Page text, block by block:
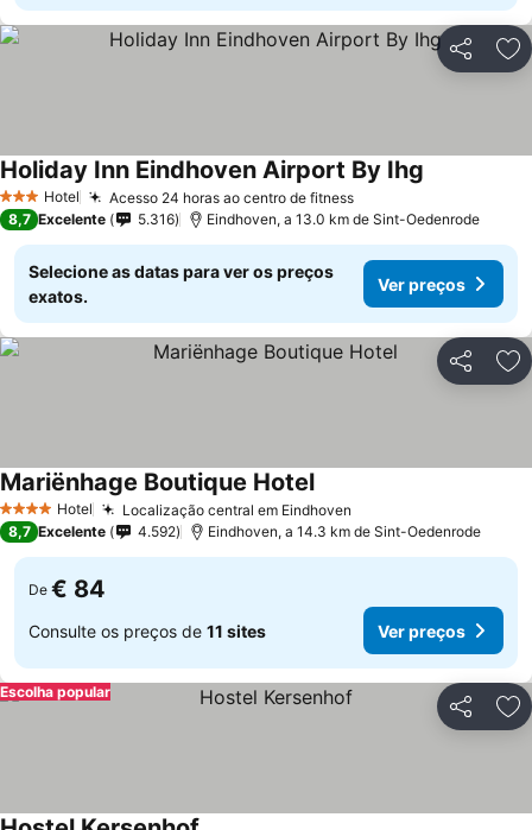
Partilhar
3 EstrelasHotel Acesso 24 horas ao centro de fitness
Holiday Inn Eindhoven Airport By Ihg
8,7 Excelente 5.316 Eindhoven, a 13.0 km de Sint-Oedenrode
Selecione as datas para ver os preços
exatos.
Ver preços
Partilhar
4 EstrelasHotel Localização central em Eindhoven
Mariënhage Boutique Hotel
8,7 Excelente 4.592 Eindhoven, a 14.3 km de Sint-Oedenrode
De € 84
Consulte os preços de 11 sites Ver preços
Partilhar
Escolha popular